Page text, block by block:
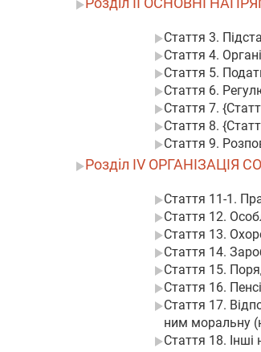
Стаття 3.
Стаття 4.
Стаття 5.
Стаття 6.
Стаття 7.
Стаття 8.
Стаття 9.
Розділ IV
Стаття 11-1.
Стаття 12.
Стаття 13.
Стаття 14.
Стаття 15.
Стаття 16.
Стаття 17.
ним моральну
Стаття 18. Інші